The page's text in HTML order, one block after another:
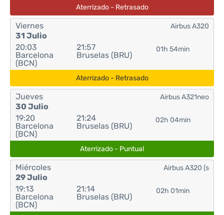
Aterrizado - Retrasado
Viernes
31 Julio
20:03
Barcelona
(BCN)
21:57
Bruselas (BRU)
01h 54min
Airbus A320
Aterrizado - Retrasado
Jueves
30 Julio
19:20
Barcelona
(BCN)
21:24
Bruselas (BRU)
02h 04min
Airbus A321neo
Aterrizado - Puntual
Miércoles
29 Julio
19:13
Barcelona
(BCN)
21:14
Bruselas (BRU)
02h 01min
Airbus A320 (s